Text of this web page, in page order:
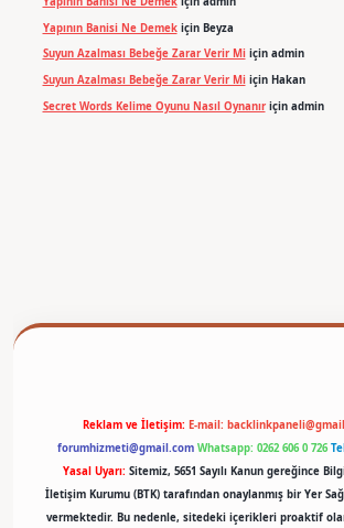
Yapının Banisi Ne Demekiçin Beyza
Suyun Azalması Bebeğe Zarar Verir Miiçin admin
Suyun Azalması Bebeğe Zarar Verir Miiçin Hakan
Secret Words Kelime Oyunu Nasıl Oynanıriçin admin
Reklam ve İletişim: E-mail:
forumhizmeti@gmail.com Whatsapp: 0262 606 0 726
Yasal Uyarı: Sitemiz, 5651 Sayılı Kanun gereğince
İletişim Kurumu (BTK) tarafından onaylanmış bir Yer
vermektedir. Bu nedenle, sitedeki içerikleri proaktif